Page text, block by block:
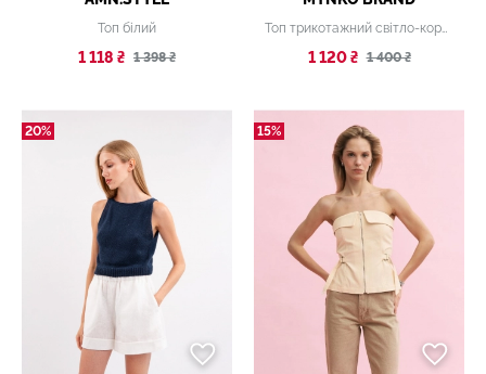
Топ білий
1 118 ₴ 1 398 ₴
Топ трикотажний світло-коричневий
1 120 ₴ 1 400 ₴
20% 15%